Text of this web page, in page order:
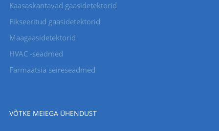
Kaasaskantavad gaasidetektorid
Fikseeritud gaasidetektorid
Maagaasidetektorid
HVAC -seadmed
Farmaatsia seireseadmed
VÕTKE MEIEGA ÜHENDUST